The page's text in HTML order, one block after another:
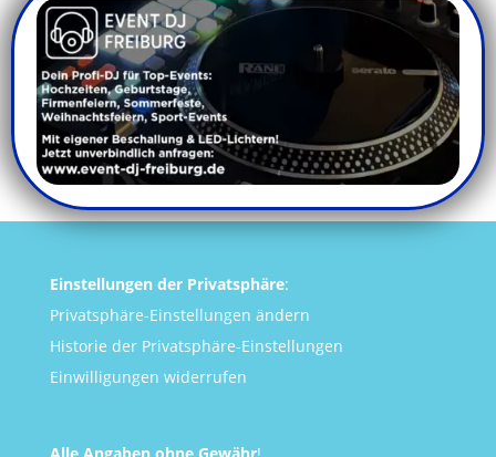
Einstellungen der Privatsphäre:
Privatsphäre-Einstellungen ändern
Historie der Privatsphäre-Einstellungen
Einwilligungen widerrufen